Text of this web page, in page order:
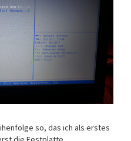
so, das ich als erstes